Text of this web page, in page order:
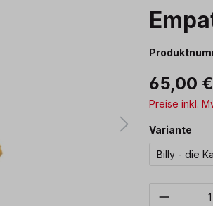
65,00
Preise inkl.
Variante
Billy - die